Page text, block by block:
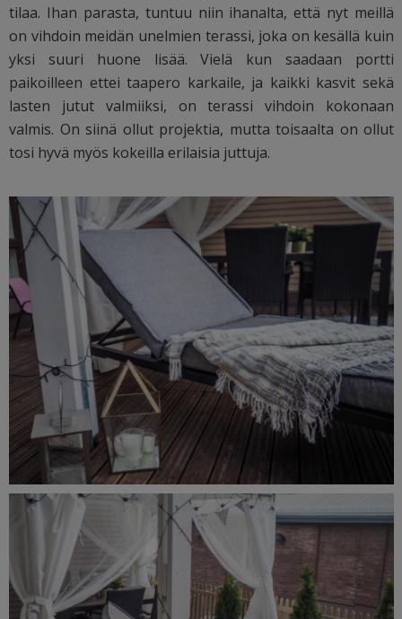
tilaa. Ihan parasta, tuntuu niin ihanalta, että nyt meillä
on vihdoin meidän unelmien terassi, joka on kesällä kuin
yksi suuri huone lisää. Vielä kun saadaan portti
paikoilleen ettei taapero karkaile, ja kaikki kasvit sekä
lasten jutut valmiiksi, on terassi vihdoin kokonaan
valmis. On siinä ollut projektia, mutta toisaalta on ollut
tosi hyvä myös kokeilla erilaisia juttuja.